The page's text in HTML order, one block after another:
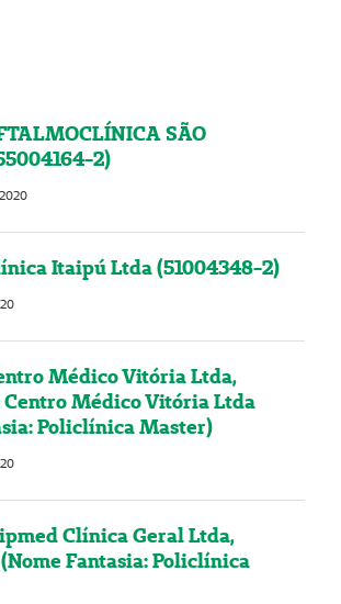
SÃO
2)
Itaipú Ltda (51004348-2)
Médico Vitória Ltda,
Centro Médico Vitória Ltda
Policlínica Master)
Clínica Geral Ltda,
Fantasia: Policlínica